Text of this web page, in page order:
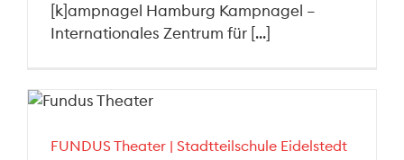
[k]ampnagel Hamburg Kampnagel –
Internationales Zentrum für [...]
FUNDUS Theater | Stadtteilschule Eidelstedt